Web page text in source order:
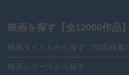
映画を探す【全12000作品】
映画タイトルから探す（50音検索）
映画シリーズから探す